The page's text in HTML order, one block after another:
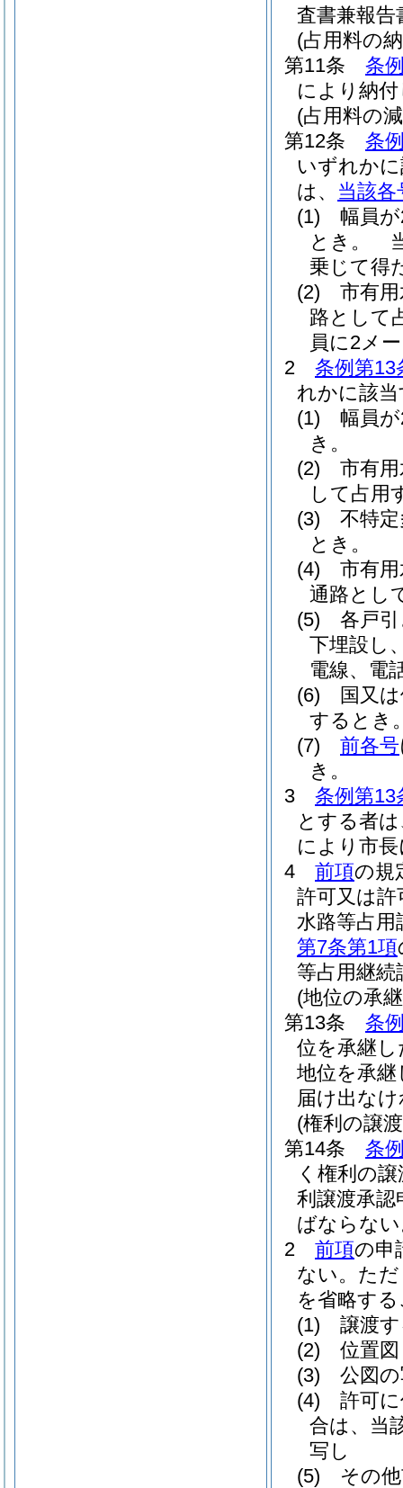
査書兼報告
(占用料の
第11条
条
により納
(占用料の
第12条
条
いずれか
は、 当該各
(1)
幅員
とき。
乗じて得
(2)
市有
路として
員に2メ
2
条例第13
れかに該
(1)
幅員
き。
(2)
市有
して占用
(3)
不特
とき。
(4)
市有
通路とし
(5)
各戸
下埋設し
電線、電
(6)
国又
するとき
(7)
前各号
き。
3
条例第13
とする者
により市
4
前項の規
許可又は
水路等占用
第7条第1項
等占用継
(地位の承
第13条
条
位を承継
地位を承
届け出な
(権利の譲
第14条
条
く権利の
利譲渡承認
ばならな
2
前項の申
ない。 た
を省略す
(1)
譲渡
(2)
位置図
(3)
公図
(4)
許可
合は、当
写し
(5)
その